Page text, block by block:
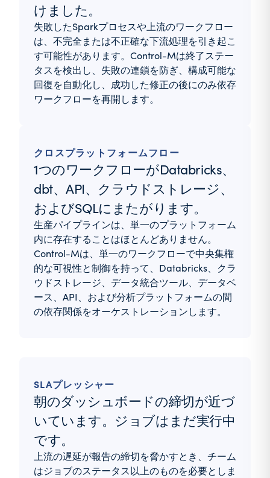
けました。
失敗したSparkプロセスや上流のワークフロー
は、不完全または不正確な下流処理を引き起こ
す可能性があります。Control-Mは終了ステー
タスを検出し、失敗の連鎖を防ぎ、構成可能な
回復を自動化し、成功した修正の後にのみ依存
ワークフローを再開します。
クロスプラットフォームフロー
1つのワークフローがDatabricks、
dbt、API、クラウドストレージ、
およびSQLにまたがります。
生産パイプラインは、単一のプラットフォーム
内に存在することはほとんどありません。
Control-Mは、単一のワークフローで中央集権
的な可視性と制御を持って、Databricks、クラ
ウドストレージ、データ統合ツール、データベ
ース、API、および分析プラットフォームの間
の依存関係をオーケストレーションします。
SLAプレッシャー
朝のダッシュボードの締切が近づ
いています。ジョブはまだ実行中
です。
上流の遅延が報告の締切を脅かすとき、チーム
はジョブのステータス以上のものを必要としま